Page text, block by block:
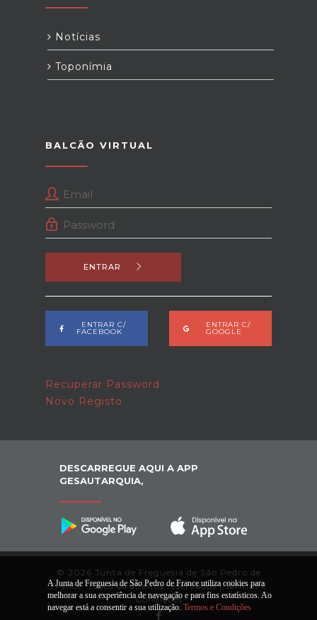
Notícias
Toponímia
BALCÃO VIRTUAL
ENTRAR
ENTRAR C/
FACEBOOK
ENTRAR C/
GOOGLE
Recuperar Password
Novo Registo
DESCARREGUE AQUI A APP
GESAUTARQUIA,
© 2026 Junta de Freguesia de São Pedro de
France. Todos os direitos reservados |Termos e
Condições
A Junta de Freguesia de São Pedro de France utiliza cookies para
melhorar a sua experiência de navegação e para fins estatísticos. Ao
navegar está a consentir a sua utilização. Termos e Condições